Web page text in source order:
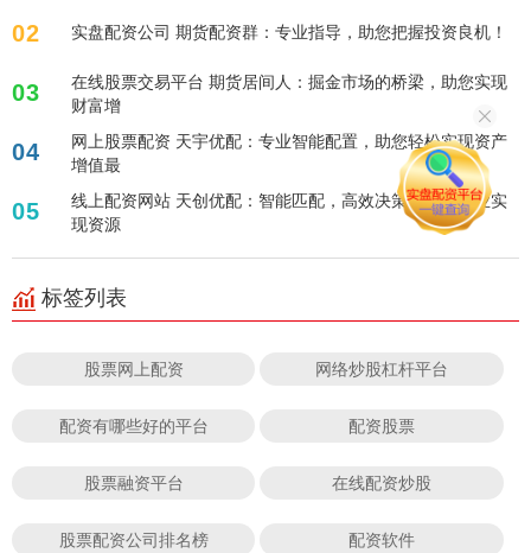
02 实盘配资公司 期货配资群：专业指导，助您把握投资良机！
03
在线股票交易平台 期货居间人：掘金市场的桥梁，助您实现
财富增
04
网上股票配资 天宇优配：专业智能配置，助您轻松实现资产
增值最
05
线上配资网站 天创优配：智能匹配，高效决策，助力企业实
现资源
标签列表
股票网上配资 网络炒股杠杆平台
配资有哪些好的平台 配资股票
股票融资平台 在线配资炒股
股票配资公司排名榜 配资软件